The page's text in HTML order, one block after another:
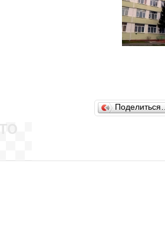
Поделиться…